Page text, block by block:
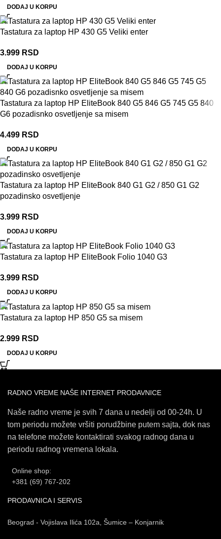
DODAJ U KORPU
Tastatura za laptop HP 430 G5 Veliki enter
3.999 RSD
DODAJ U KORPU
Tastatura za laptop HP EliteBook 840 G5 846 G5 745 G5 840
G6 pozadisnko osvetljenje sa misem
4.499 RSD
DODAJ U KORPU
Tastatura za laptop HP EliteBook 840 G1 G2 / 850 G1 G2
pozadinsko osvetljenje
3.999 RSD
DODAJ U KORPU
Tastatura za laptop HP EliteBook Folio 1040 G3
3.999 RSD
DODAJ U KORPU
Tastatura za laptop HP 850 G5 sa misem
2.999 RSD
DODAJ U KORPU
RADNO VREME NAŠE INTERNET PRODAVNICE
Naše radno vreme je svih 7 dana u nedelji od 00-24h. U
tom periodu možete vršiti porudžbine putem sajta, dok nas
na telefone možete kontaktirati svakog radnog dana u
periodu radnog vremena lokala.
Online shop:
+381 (69) 767-202
PRODAVNICA I SERVIS
Beograd - Vojislava Ilića 102a, Šumice – Konjarnik